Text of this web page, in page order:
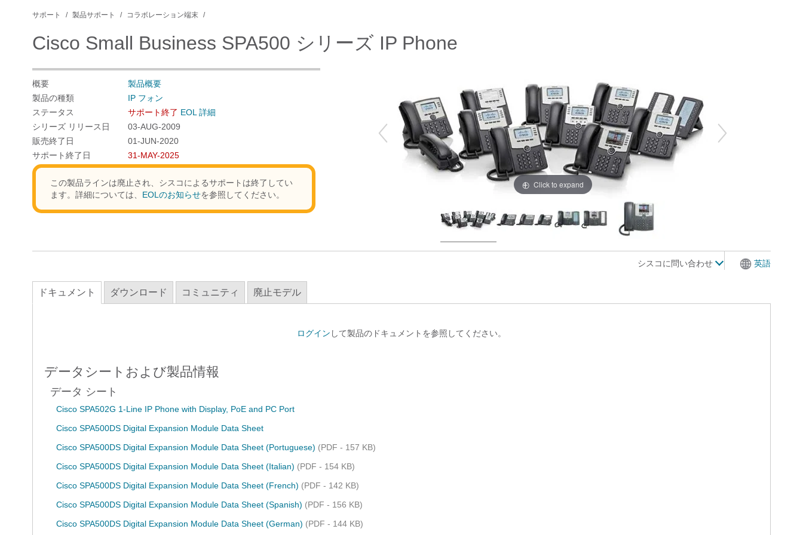
サポート 製品サポート コラボレーション端末
Cisco Small Business SPA500 シリーズ IP Phone
概要
製品概要
製品の種類
IP フォン
ステータス
サポート終了 EOL 詳細
シリーズ リリース日
03-AUG-2009
販売終了日
01-JUN-2020
サポート終了日
31-MAY-2025
この製品ラインは廃止され、シスコによるサポートは終了してい
ます。詳細については、 EOLのお知らせを参照してください。
Click to expand
シスコに問い合わせ 英語
ドキュメント ダウンロード コミュニティ 廃止モデル
ログイン して製品のドキュメントを参照してください。
データシートおよび製品情報
データ シート
Cisco SPA502G 1-Line IP Phone with Display, PoE and PC Port
Cisco SPA500DS Digital Expansion Module Data Sheet
Cisco SPA500DS Digital Expansion Module Data Sheet (Portuguese) (PDF - 157 KB)
Cisco SPA500DS Digital Expansion Module Data Sheet (Italian) (PDF - 154 KB)
Cisco SPA500DS Digital Expansion Module Data Sheet (French) (PDF - 142 KB)
Cisco SPA500DS Digital Expansion Module Data Sheet (Spanish) (PDF - 156 KB)
Cisco SPA500DS Digital Expansion Module Data Sheet (German) (PDF - 144 KB)